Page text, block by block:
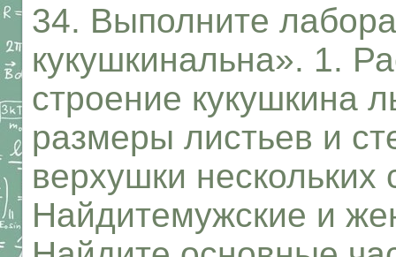
34. Выполните
кукушкинальна». 1.
строение кукушкина
размеры листьев и
верхушки нескольких
Найдитемужские и